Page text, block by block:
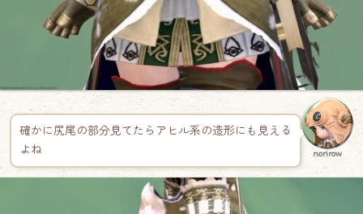
確かに尻尾の部分見てたらアヒル系の造形にも見える
よね
norirow